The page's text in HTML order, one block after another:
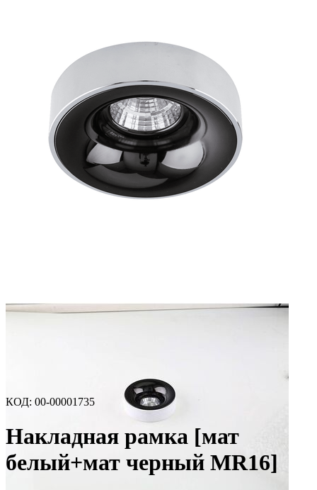
КОД: 00-00001735
Накладная рамка [мат
белый+мат черный MR16]